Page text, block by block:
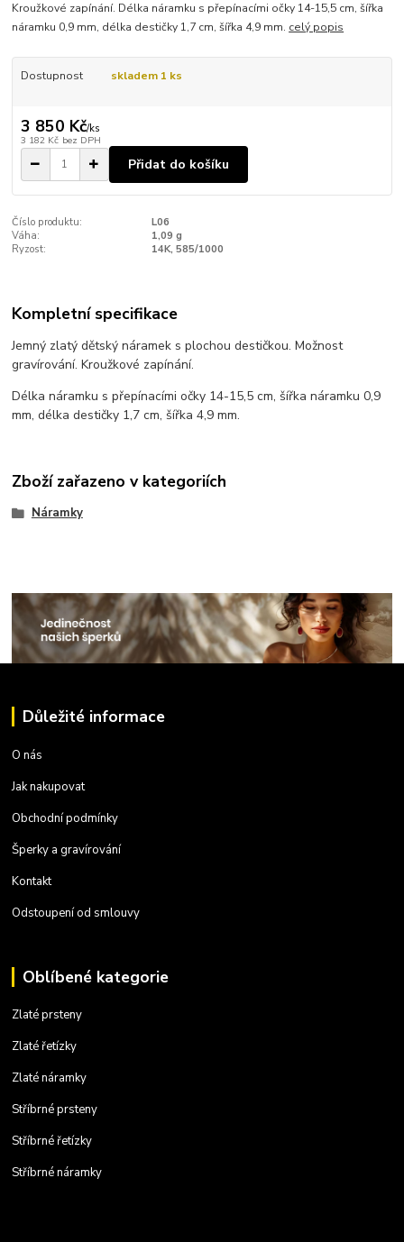
Kroužkové zapínání. Délka náramku s přepínacími očky 14-15,5 cm, šířka
náramku 0,9 mm, délka destičky 1,7 cm, šířka 4,9 mm. celý popis
Dostupnost skladem 1 ks
3 850 Kč/ks
3 182 Kč bez DPH
Přidat do košíku
Číslo produktu:
L06
Váha:
1,09 g
Ryzost:
14K, 585/1000
Kompletní specifikace
Jemný zlatý dětský náramek s plochou destičkou. Možnost
gravírování. Kroužkové zapínání.
Délka náramku s přepínacími očky 14-15,5 cm, šířka náramku 0,9
mm, délka destičky 1,7 cm, šířka 4,9 mm.
Zboží zařazeno v kategoriích
Náramky
Důležité informace
O nás
Jak nakupovat
Obchodní podmínky
Šperky a gravírování
Kontakt
Odstoupení od smlouvy
Oblíbené kategorie
Zlaté prsteny
Zlaté řetízky
Zlaté náramky
Stříbrné prsteny
Stříbrné řetízky
Stříbrné náramky